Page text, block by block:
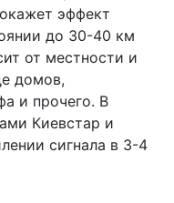
эффект
до 30-40 км
от местности и
домов,
и прочего. В
Киевстар и
сигнала в 3-4